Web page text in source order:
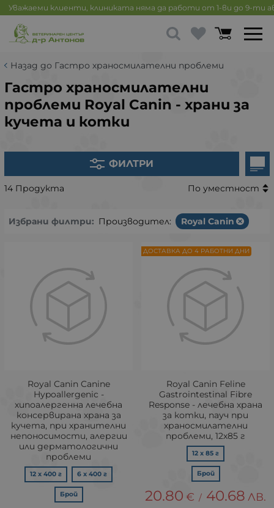
Уважаеми клиенти, клиниката няма да работи от 1-ви до 9-ти
Назад до Гастро храносмилателни проблеми
Гастро храносмилателни
проблеми Royal Canin - храни за
кучета и котки
ФИЛТРИ
14 Продукта По уместност
Избрани филтри: Производител: Royal Canin
Royal Canin Canine
Hypoallergenic -
хипоалергенна лечебна
консервирана храна за
кучета, при хранителни
непоносимости, алергии
или дерматологични
проблеми
12 x 400 г 6 x 400 г
Брой
Royal Canin Feline
Gastrointestinal Fibre
Response - лечебна храна
за котки, пауч при
храносмилателни
проблеми, 12х85 г
12 x 85 г
Брой
20.80 € / 40.68 ЛВ.
ДОСТАВКА ДО 4 РАБОТНИ ДНИ